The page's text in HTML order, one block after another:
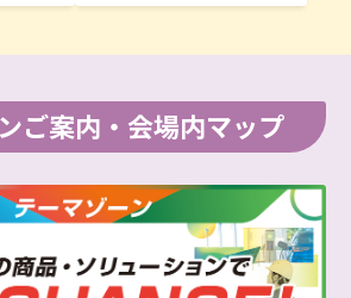
ご案内・会場内マップ